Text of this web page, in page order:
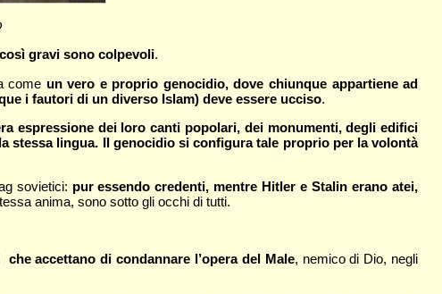
gravi sono colpevoli.
come un vero e proprio genocidio, dove chiunque appartiene ad
i fautori di un diverso Islam) deve essere ucciso.
espressione dei loro canti popolari, dei monumenti, degli edifici
stessa lingua. Il genocidio si configura tale proprio per la volontà
sovietici: pur essendo credenti, mentre Hitler e Stalin erano atei,
anima, sono sotto gli occhi di tutti.
accettano di condannare l’opera del Male, nemico di Dio, negli